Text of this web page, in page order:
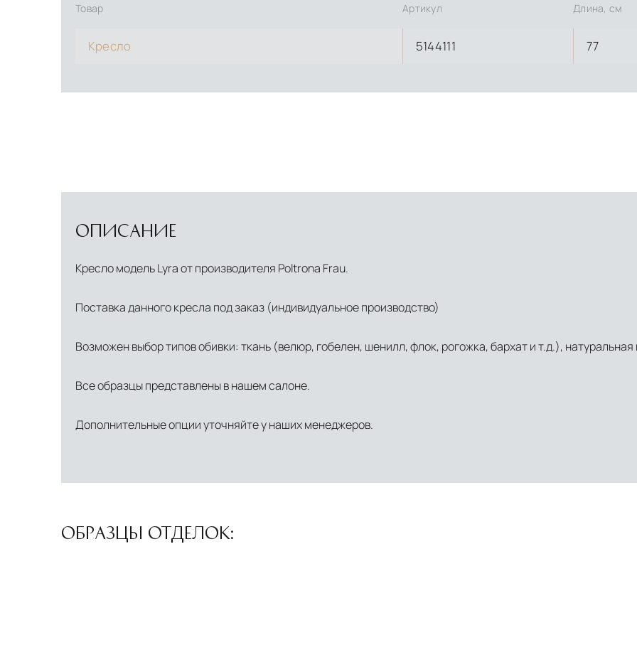
Товар Артикул Длина, см
Кресло 5144111 77
ОПИСАНИЕ
Кресло модель Lyra от производителя Poltrona Frau.
Поставка данного кресла под заказ (индивидуальное производство)
Возможен выбор типов обивки: ткань (велюр, гобелен, шенилл, флок, рогожка, бархат и т.д.), натуральная
Все образцы представлены в нашем салоне.
Дополнительные опции уточняйте у наших менеджеров.
ОБРАЗЦЫ ОТДЕЛОК: